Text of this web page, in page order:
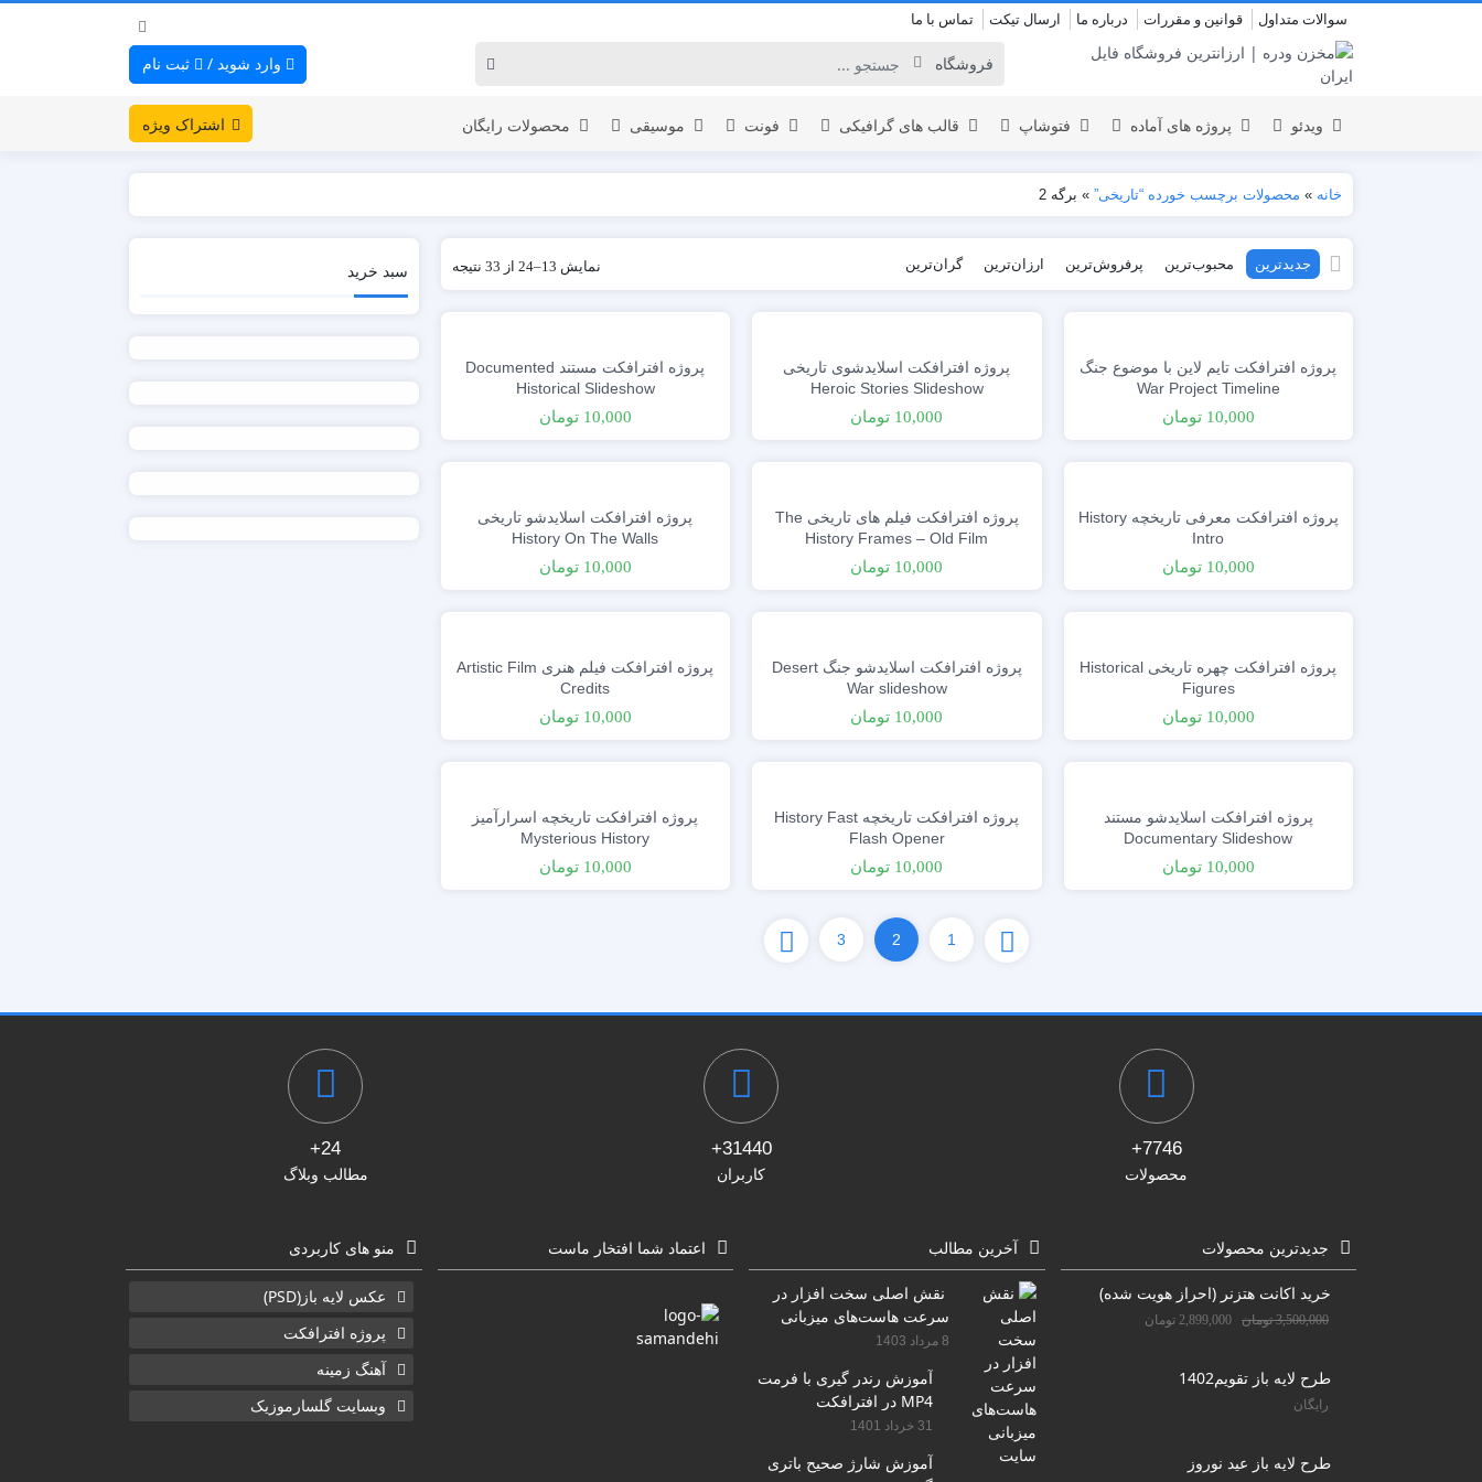
سوالات متداول قوانین و مقررات درباره ما ارسال تیکت تماس با ما
وارد شوید / ثبت نام
ویدئو پروژه های آماده
نمایش لوگو
عروسی
اسلایدشو
افتتاحیه
انیمیشن تایپوگرافی
اینفوگرافیک
انیمیشن تبلیغاتی
پزشکی
مناسبات ویژه
موکاپ تبلیغاتی
معرفی وبسایت و اپلیکیشن
المنت
نمایش لوگو
افتتاحیه
برودکست
اینفوگرافیک
تبلیغات محصول
نمایش ویدئو
فتوشاپ قالب های گرافیکی فونت موسیقی محصولات رایگان اشتراک ویژه
خانه » محصولات برچسب خورده “تاریخی” » برگه 2
جدیدترین محبوب‌ترین پرفروش‌ترین ارزان‌ترین گران‌ترین نمایش 13–24 از 33 نتیجه
پروژه افترافکت تایم لاین با موضوع جنگ
War Project Timeline
10,000 تومان
پروژه افترافکت اسلایدشوی تاریخی
Heroic Stories Slideshow
10,000 تومان
پروژه افترافکت مستند Documented
Historical Slideshow
10,000 تومان
پروژه افترافکت معرفی تاریخچه History
Intro
10,000 تومان
پروژه افترافکت فیلم های تاریخی The
History Frames – Old Film
10,000 تومان
پروژه افترافکت اسلایدشو تاریخی
History On The Walls
10,000 تومان
پروژه افترافکت چهره تاریخی Historical
Figures
10,000 تومان
پروژه افترافکت اسلایدشو جنگ Desert
War slideshow
10,000 تومان
پروژه افترافکت فیلم هنری Artistic Film
Credits
10,000 تومان
پروژه افترافکت اسلایدشو مستند
Documentary Slideshow
10,000 تومان
پروژه افترافکت تاریخچه History Fast
Flash Opener
10,000 تومان
پروژه افترافکت تاریخچه اسرارآمیز
Mysterious History
10,000 تومان
1
2
3
سبد خرید
7746+
محصولات
31440+
کاربران
24+
مطالب وبلاگ
جدیدترین محصولات
خرید اکانت هتزنر (احراز هویت شده)
3,500,000 تومان 2,899,000 تومان
طرح لایه باز تقویم1402
رایگان
طرح لایه باز عید نوروز
آخرین مطالب
نقش اصلی سخت افزار در
سرعت هاست‌های میزبانی
سایت
8 مرداد 1403
آموزش رندر گیری با فرمت
MP4 در افترافکت
31 خرداد 1401
آموزش شارژ صحیح باتری
اعتماد شما افتخار ماست منو های کاربردی
عکس لایه باز(PSD)
پروژه افترافکت
آهنگ زمینه
وبسایت گلسارموزیک